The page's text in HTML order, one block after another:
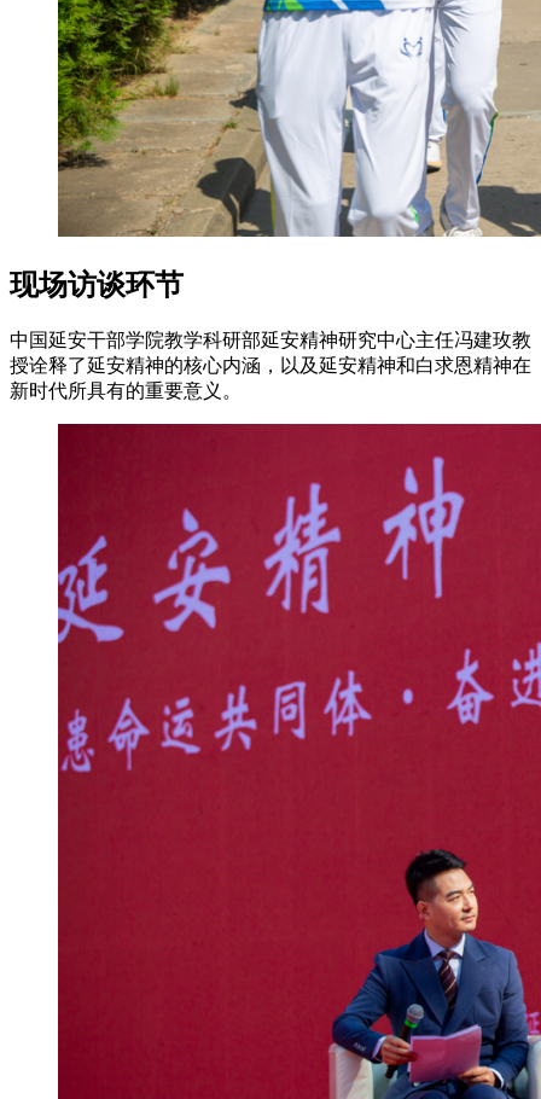
现场访谈环节
中国延安干部学院教学科研部延安精神研究中心主任冯建玫教
授诠释了延安精神的核心内涵，以及延安精神和白求恩精神在
新时代所具有的重要意义。